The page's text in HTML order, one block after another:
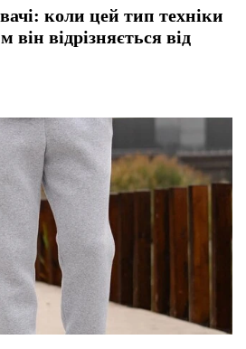
коли цей тип техніки
відрізняється від